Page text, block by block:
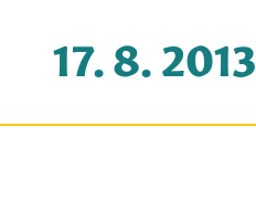
17. 8. 2013